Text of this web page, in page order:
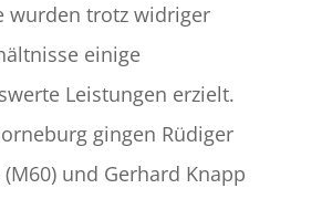
wurden trotz widriger
einige
Leistungen erzielt.
gingen Rüdiger
und Gerhard Knapp